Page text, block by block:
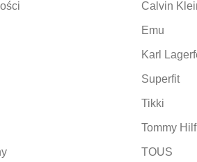
Calvin
Emu
Karl
Superfit
Tikki
Tommy
TOUS